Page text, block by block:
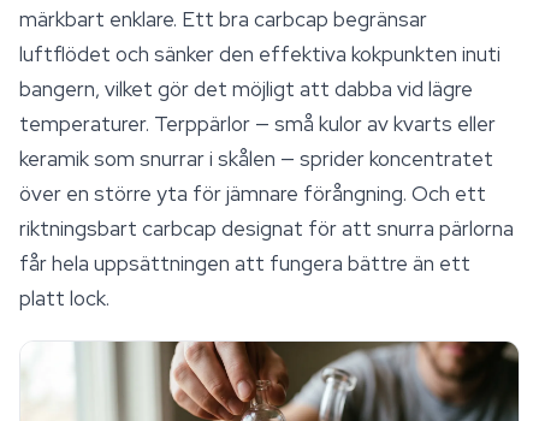
märkbart enklare. Ett bra carbcap begränsar
luftflödet och sänker den effektiva kokpunkten inuti
bangern, vilket gör det möjligt att dabba vid lägre
temperaturer. Terppärlor — små kulor av kvarts eller
keramik som snurrar i skålen — sprider koncentratet
över en större yta för jämnare förångning. Och ett
riktningsbart carbcap designat för att snurra pärlorna
får hela uppsättningen att fungera bättre än ett
platt lock.